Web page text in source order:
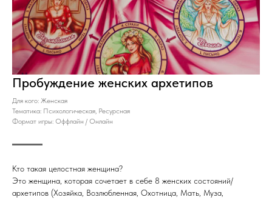
Пробуждение женских архетипов
Для кого: Женская
Тематика: Психологическая, Ресурсная
Формат игры: Оффлайн / Онлайн
Кто такая целостная женщина?
Это женщина, которая сочетает в себе 8 женских состояний/
архетипов (Хозяйка, Возлюбленная, Охотница, Мать, Муза,